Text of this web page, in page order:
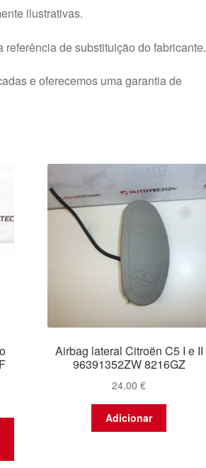
ilustrativas.
de substituição do fabricante.
e oferecemos uma garantia de
Airbag lateral Citroën C5 I e II
96391352ZW 8216GZ
24.00€
Adicionar